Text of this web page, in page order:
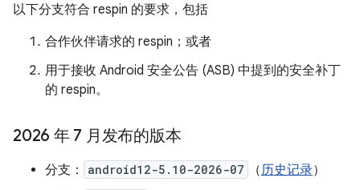
以下分支符合 respin 的要求，包括
合作伙伴请求的 respin；或者
用于接收 Android 安全公告 (ASB) 中提到的安全补丁
的 respin。
2026 年 7 月发布的版本
分支： android12-5.10-2026-07 （历史记录）